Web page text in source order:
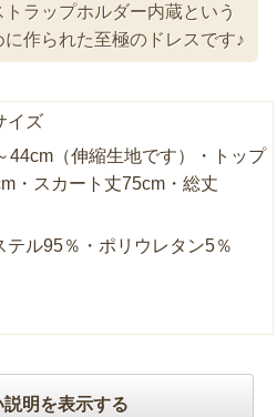
ラップホルダー内蔵という
作られた至極のドレスです♪
イズ
44cm（伸縮生地です）・トップ
・スカート丈75cm・総丈
テル95％・ポリウレタン5％
説明を表示する